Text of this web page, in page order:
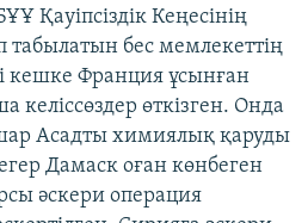
Қауіпсіздік Кеңесінің
табылатын бес мемлекеттің
кешке Франция ұсынған
өткізген. Онда
Асадты химиялық қаруды
Дамаск оған көнбеген
әскери операция